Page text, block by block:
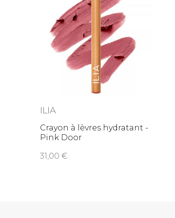
ILIA
Crayon à lèvres hydratant -
Pink Door
31,00